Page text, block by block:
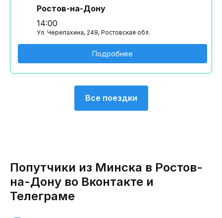
Ростов-на-Дону
14:00
Ул. Черепахина, 249, Ростовская обл.
Подробнее
Все поездки
Попутчики из Минска в Ростов-
на-Дону во Вконтакте и
Телеграме